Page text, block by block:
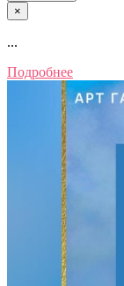
×
...
Подробнее